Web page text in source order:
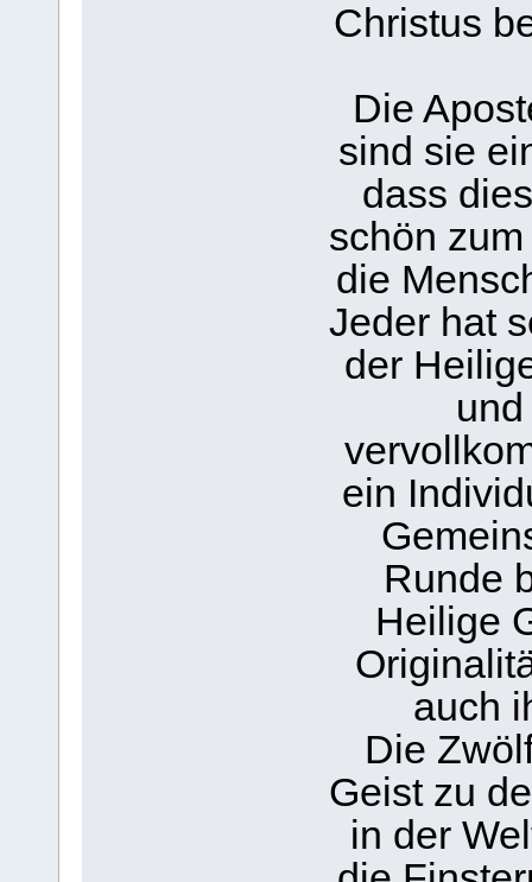
Christus
Die
sind sie
dass
schön
die
Jeder hat
der
ein
Runde
Heilige
auch
Die
Geist zu
in der